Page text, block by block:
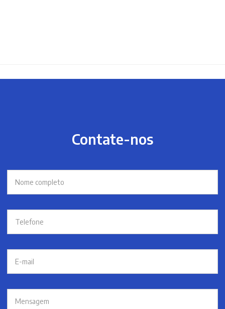
Contate-nos